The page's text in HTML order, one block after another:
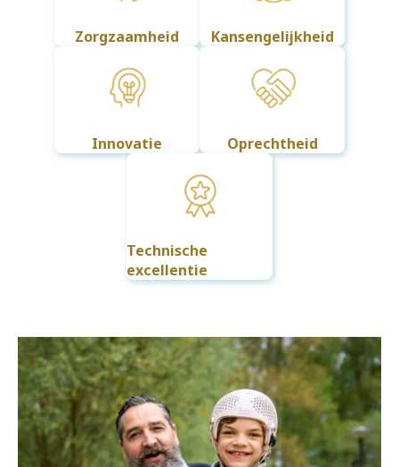
Zorgzaamheid Kansengelijkheid
Innovatie Oprechtheid
Technische
excellentie